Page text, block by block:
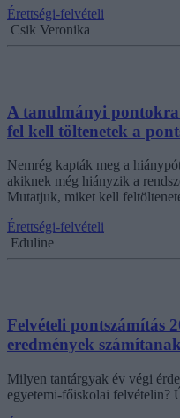
Érettségi-felvételi
Csik Veronika
A tanulmányi
fel kell töltenetek a
Nemrég kapták meg a
akiknek még hiányzik a
Mutatjuk, miket kell
Érettségi-felvételi
Eduline
Felvételi pontszámítás
eredmények
Milyen tantárgyak év végi
egyetemi-főiskolai felvételin?